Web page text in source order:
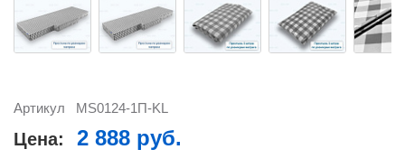
Артикул MS0124-1П-KL
Цена: 2 888 руб.